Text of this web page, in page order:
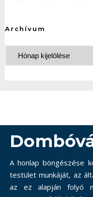
Archívum
A honlap böngészése
testület munkáját, az
az ez alapján folyó